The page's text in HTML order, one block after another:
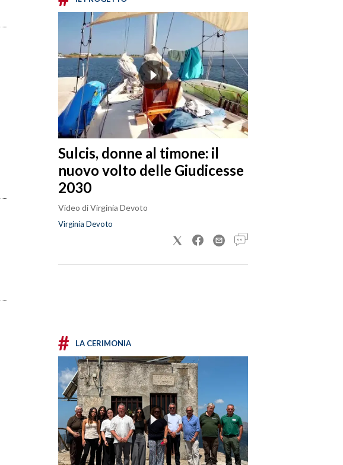
Sulcis, donne al timone: il
nuovo volto delle Giudicesse
2030
Video di Virginia Devoto
Virginia Devoto
# LA CERIMONIA